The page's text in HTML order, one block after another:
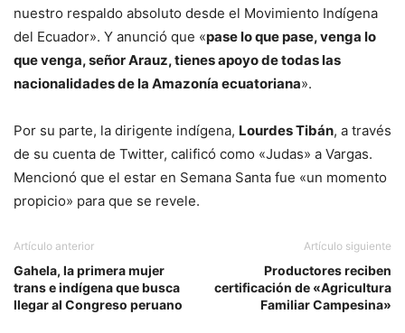
nuestro respaldo absoluto desde el Movimiento Indígena
del Ecuador». Y anunció que «pase lo que pase, venga lo
que venga, señor Arauz, tienes apoyo de todas las
nacionalidades de la Amazonía ecuatoriana».
Por su parte, la dirigente indígena, Lourdes Tibán, a través
de su cuenta de Twitter, calificó como «Judas» a Vargas.
Mencionó que el estar en Semana Santa fue «un momento
propicio» para que se revele.
Artículo anterior
Gahela, la primera mujer
trans e indígena que busca
llegar al Congreso peruano
Artículo siguiente
Productores reciben
certificación de «Agricultura
Familiar Campesina»